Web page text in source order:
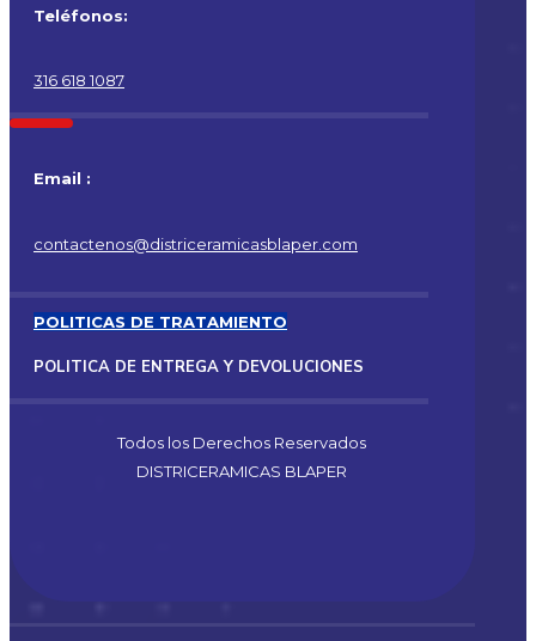
Teléfonos:
316 618 1087
Email :
contactenos@districeramicasblaper.com
POLITICAS DE TRATAMIENTO
POLITICA DE ENTREGA Y DEVOLUCIONES
Todos los Derechos Reservados
DISTRICERAMICAS BLAPER